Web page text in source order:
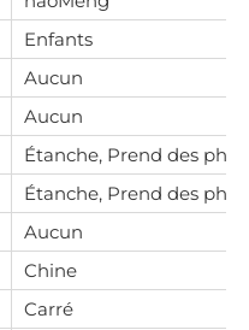
Enfants
Aucun
Aucun
Étanche, Prend des
Étanche, Prend des
Aucun
Chine
Carré